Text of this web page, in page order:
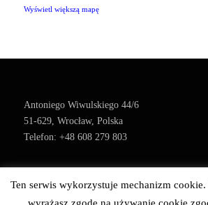
Wyświetl większą mapę
Antoniego Wiwulskiego 44/6
51-629, Wrocław, Polska
Telefon: +48 608 279 803
Wszelkie prawa zastrzeżone ©
Ten serwis wykorzystuje mechanizm